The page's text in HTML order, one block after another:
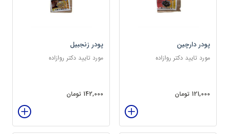
پودر دارچین
مورد تایید دکتر روازاده
121,000 تومان
پودر زنجبیل
مورد تایید دکتر روازاده
142,000 تومان